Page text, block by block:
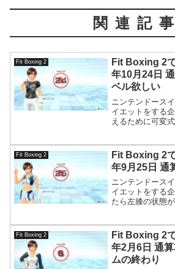
関連記事
Fit Boxing 2
Fit Boxing 2
年10月24日
ベル欲しい
ニンテンドース
イエットをする
えるために可変
このごろ。でも
Fit Boxing 2
Fit Boxing 2
年9月25日 通
ニンテンドース
イエットをする
たら左膝の状態
Fit Boxing 2
Fit Boxing 2
年2月6日 通
ムの終わり